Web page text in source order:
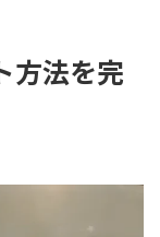
方法を完